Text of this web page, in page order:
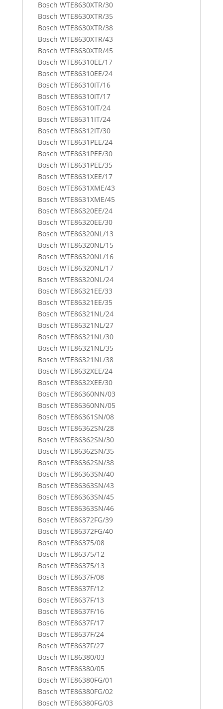
Bosch WTE8630XTR/30
Bosch WTE8630XTR/35
Bosch WTE8630XTR/38
Bosch WTE8630XTR/43
Bosch WTE8630XTR/45
Bosch WTE86310EE/17
Bosch WTE86310EE/24
Bosch WTE86310IT/16
Bosch WTE86310IT/17
Bosch WTE86310IT/24
Bosch WTE86311IT/24
Bosch WTE86312IT/30
Bosch WTE8631PEE/24
Bosch WTE8631PEE/30
Bosch WTE8631PEE/35
Bosch WTE8631XEE/17
Bosch WTE8631XME/43
Bosch WTE8631XME/45
Bosch WTE86320EE/24
Bosch WTE86320EE/30
Bosch WTE86320NL/13
Bosch WTE86320NL/15
Bosch WTE86320NL/16
Bosch WTE86320NL/17
Bosch WTE86320NL/24
Bosch WTE86321EE/33
Bosch WTE86321EE/35
Bosch WTE86321NL/24
Bosch WTE86321NL/27
Bosch WTE86321NL/30
Bosch WTE86321NL/35
Bosch WTE86321NL/38
Bosch WTE8632XEE/24
Bosch WTE8632XEE/30
Bosch WTE86360NN/03
Bosch WTE86360NN/05
Bosch WTE86361SN/08
Bosch WTE86362SN/28
Bosch WTE86362SN/30
Bosch WTE86362SN/35
Bosch WTE86362SN/38
Bosch WTE86363SN/40
Bosch WTE86363SN/43
Bosch WTE86363SN/45
Bosch WTE86363SN/46
Bosch WTE86372FG/39
Bosch WTE86372FG/40
Bosch WTE86375/08
Bosch WTE86375/12
Bosch WTE86375/13
Bosch WTE8637F/08
Bosch WTE8637F/12
Bosch WTE8637F/13
Bosch WTE8637F/16
Bosch WTE8637F/17
Bosch WTE8637F/24
Bosch WTE8637F/27
Bosch WTE86380/03
Bosch WTE86380/05
Bosch WTE86380FG/01
Bosch WTE86380FG/02
Bosch WTE86380FG/03